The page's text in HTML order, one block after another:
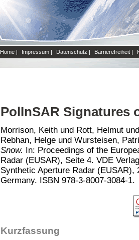
Home | Impressum | Datenschutz | Barrierefreiheit |
PolInSAR Signatures
Morrison, Keith und Rott, Helmut
Rebhan, Helge und Wursteisen,
Snow. In: Proceedings of the
Radar (EUSAR), Seite 4. VDE
Synthetic Aperture Radar
Germany. ISBN 978-3-8007-3084-1.
Kurzfassung